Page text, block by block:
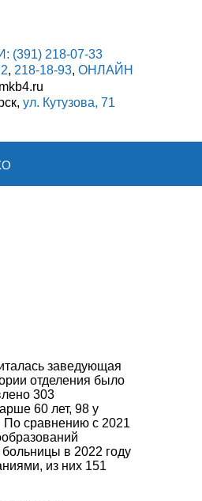
(391) 218-07-33
, 218-18-93, ОНЛАЙН
ул. Кутузова, 71
заведующая
отделения было
303
60 лет, 98 у
По сравнению с 2021
в 2022 году
из них 151